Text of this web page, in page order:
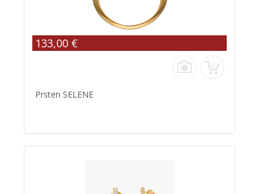
133,00 €
Prsten SELENE